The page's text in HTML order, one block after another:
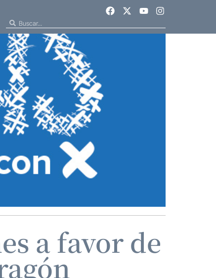
a favor de